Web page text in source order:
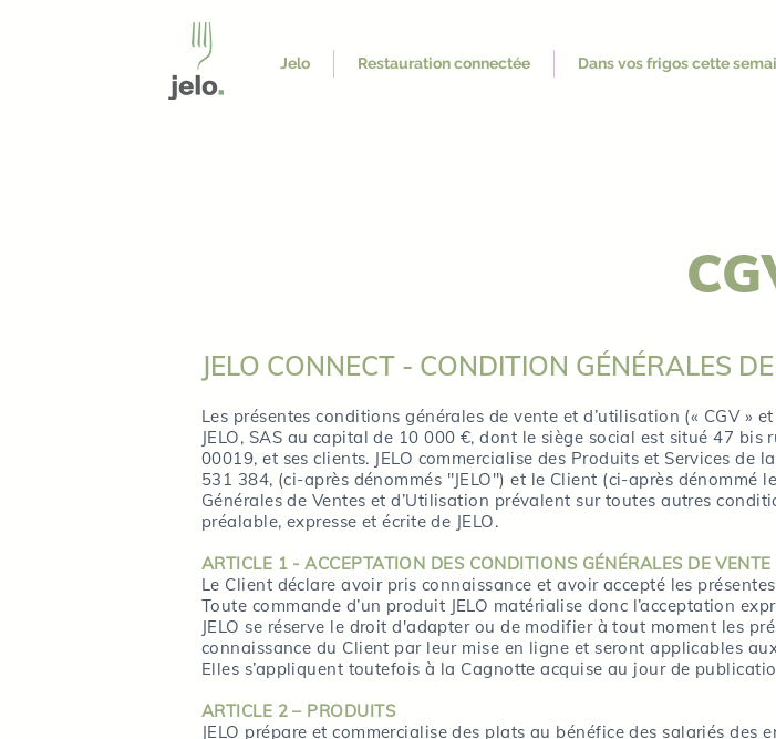
Jelo Restauration connectée Dans vos frigos cette
JELO CONNECT - CONDITION GÉNÉRALES
Les présentes conditions générales de vente et d’utilisation (« CGV »
JELO, SAS au capital de 10 000 €, dont le siège social est situé 47
00019, et ses clients. JELO commercialise des Produits et Services de
531 384, (ci-après dénommés "JELO") et le Client (ci-après dénommé
Générales de Ventes et d’Utilisation prévalent sur toutes autres
préalable, expresse et écrite de JELO.
ARTICLE 1 - ACCEPTATION DES CONDITIONS GÉNÉRALES DE VENTE
Le Client déclare avoir pris connaissance et avoir accepté les
Toute commande d’un produit JELO matérialise donc l’acceptation
JELO se réserve le droit d'adapter ou de modifier à tout moment les
connaissance du Client par leur mise en ligne et seront applicables
Elles s’appliquent toutefois à la Cagnotte acquise au jour de
ARTICLE 2 – PRODUITS
JELO prépare et commercialise des plats au bénéfice des salariés des